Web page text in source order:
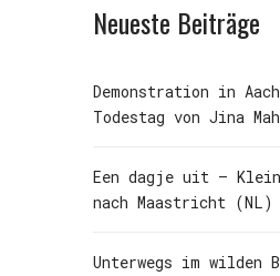
Neueste Beiträge
Demonstration in
Todestag von Jina
Een dagje uit –
nach Maastricht (NL)
Unterwegs im wilden